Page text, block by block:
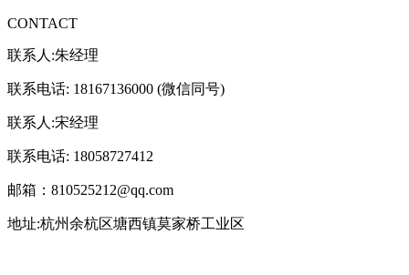
CONTACT
联系人:朱经理
联系电话: 18167136000 (微信同号)
联系人:宋经理
联系电话: 18058727412
邮箱：810525212@qq.com
地址:杭州余杭区塘西镇莫家桥工业区